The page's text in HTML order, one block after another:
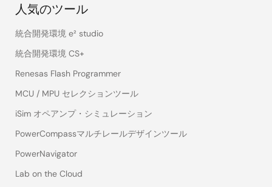
人気のツール
統合開発環境 e² studio
統合開発環境 CS+
Renesas Flash Programmer
MCU / MPU セレクションツール
iSim オペアンプ・シミュレーション
PowerCompassマルチレールデザインツール
PowerNavigator
Lab on the Cloud